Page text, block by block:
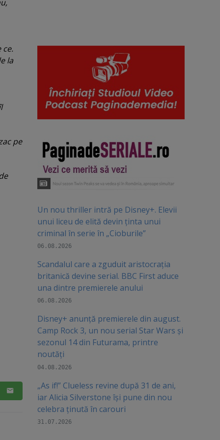
la
pe
Un nou thriller intră pe Disney+. Elevii
unui liceu de elită devin ținta unui
criminal în serie în „Cioburile”
06.08.2026
Scandalul care a zguduit aristocrația
britanică devine serial. BBC First aduce
una dintre premierele anului
06.08.2026
Disney+ anunță premierele din august.
Camp Rock 3, un nou serial Star Wars și
sezonul 14 din Futurama, printre
noutăți
04.08.2026
„As if!” Clueless revine după 31 de ani,
iar Alicia Silverstone își pune din nou
celebra ținută în carouri
31.07.2026